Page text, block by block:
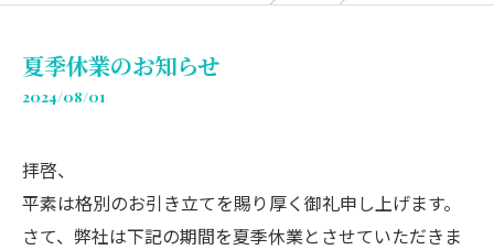
夏季休業のお知らせ
2024/08/01
拝啓、
平素は格別のお引き立てを賜り厚く御礼申し上げます。
さて、弊社は下記の期間を夏季休業とさせていただきま